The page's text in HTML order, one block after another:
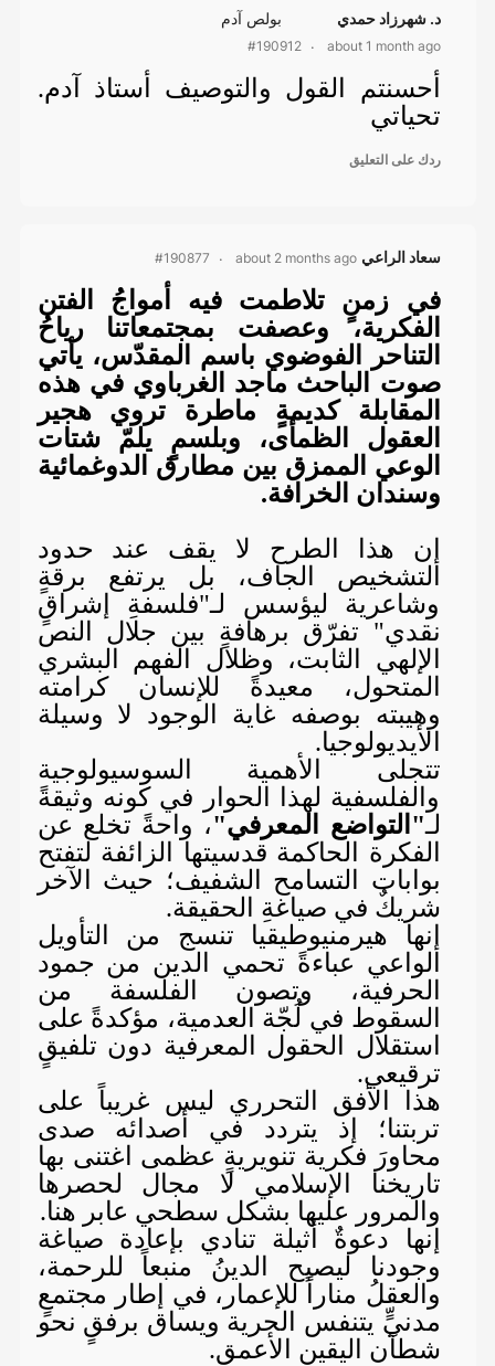
د. شهرزاد حمدي بولص آدم
about 1 month ago
#190912
أحسنتم القول والتوصيف أستاذ آدم.
تحياتي
ردك على التعليق
سعاد الراعي about 2 months ago
#190877
في زمنٍ تلاطمت فيه أمواجُ الفتن
الفكرية، وعصفت بمجتمعاتنا رياحُ
التناحر الفوضوي باسم المقدّس، يأتي
صوت الباحث ماجد الغرباوي في هذه
المقابلة كديمةٍ ماطرة تروي هجير
العقول الظمأى، وبلسمٍ يلمّ شتات
الوعي الممزق بين مطارق الدوغمائية
وسندان الخرافة.
إن هذا الطرح لا يقف عند حدود
التشخيص الجاف، بل يرتفع برقةٍ
وشاعرية ليؤسس لـ"فلسفةِ إشراقٍ
نقدي" تفرّق برهافةٍ بين جلال النص
الإلهي الثابت، وظلال الفهم البشري
المتحول، معيدةً للإنسان كرامته
وهيبته بوصفه غاية الوجود لا وسيلة
الأيديولوجيا.
تتجلى الأهمية السوسيولوجية
والفلسفية لهذا الحوار في كونه وثيقةً
لـ"التواضع المعرفي"، واحةً تخلع عن
الفكرة الحاكمة قدسيتها الزائفة لتفتح
بوابات التسامح الشفيف؛ حيث الآخر
شريكٌ في صياغةِ الحقيقة.
إنها هيرمنيوطيقيا تنسج من التأويل
الواعي عباءةً تحمي الدين من جمود
الحرفية، وتصون الفلسفة من
السقوط في لُجّة العدمية، مؤكدةً على
استقلال الحقول المعرفية دون تلفيقٍ
ترقيعي.
هذا الأفق التحرري ليس غريباً على
تربتنا؛ إذ يتردد في أصدائه صدى
محاورَ فكرية تنويريةٍ عظمى اغتنى بها
تاريخنا الإسلامي لا مجال لحصرها
والمرور عليها بشكل سطحي عابر هنا.
إنها دعوةٌ أثيلة تنادي بإعادة صياغة
وجودنا ليصبح الدينُ منبعاً للرحمة،
والعقلُ مناراً للإعمار، في إطار مجتمعٍ
مدنيٍّ يتنفس الحرية ويساق برفقٍ نحو
شطآن اليقين الأعمق.